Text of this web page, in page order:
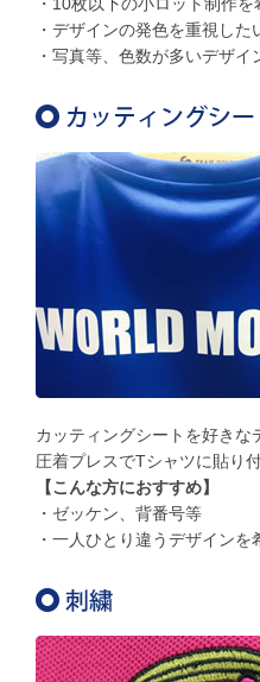
・10枚以下の小ロット制作を
・デザインの発色を重視した
・写真等、色数が多いデザイ
カッティングシートを好きな
圧着プレスでTシャツに貼り付
【こんな方におすすめ】
・ゼッケン、背番号等
・一人ひとり違うデザインを